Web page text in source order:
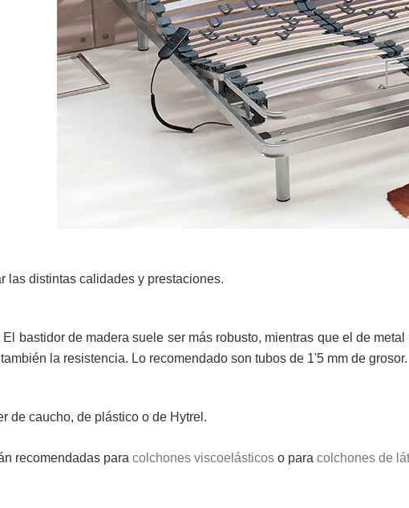
las distintas calidades y prestaciones.
El bastidor de madera suele ser más robusto, mientras que el de
la resistencia. Lo recomendado son tubos de 1'5 mm de grosor.
de caucho, de plástico o de Hytrel.
recomendadas para colchones viscoelásticos o para colchones de